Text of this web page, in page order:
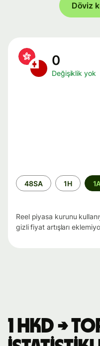
Döviz
0
Değişiklik yok
Zaman
aralığı
48SA 1H
Reel piyasa kurunu
gizli fiyat artışları
1 HKD →